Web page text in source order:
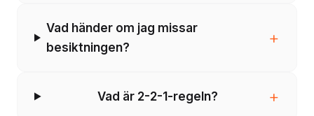
Vad händer om jag missar
besiktningen?
+
Vad är 2-2-1-regeln? +